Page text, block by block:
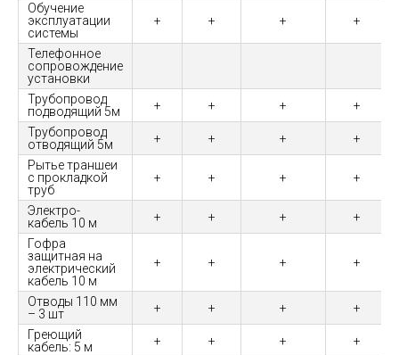
Обучение
эксплуатации
системы
+ + + +
Телефонное
сопровождение
установки
Трубопровод
подводящий 5м
+ + +
+
Трубопровод
отводящий 5м
+ + +
+
Рытье траншеи
с прокладкой
труб
+ + + +
Электро-
кабель 10 м
+ + +
+
Гофра
защитная на
электрический
кабель 10 м
+ + + +
Отводы 110 мм
– 3 шт
+ + +
+
Греющий
кабель: 5 м
+ + +
+